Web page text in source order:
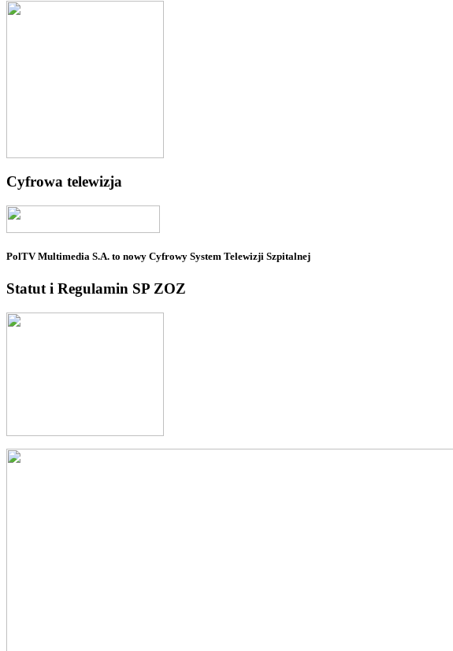
Cyfrowa telewizja
PolTV Multimedia S.A. to nowy Cyfrowy System Telewizji Szpitalnej
Statut i Regulamin SP ZOZ